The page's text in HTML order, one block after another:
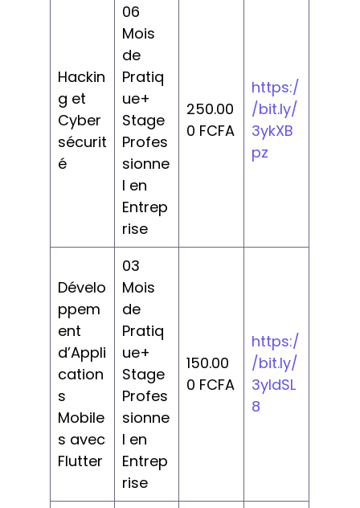
Hackin
g et
Cyber
sécurit
é
06
Mois
de
Pratiq
ue+
Stage
Profes
sionne
l en
Entrep
rise
250.00
0 FCFA
https:/
/bit.ly/
3ykXB
pz
Dévelo
ppem
ent
d’Appli
cation
s
Mobile
s avec
Flutter
03
Mois
de
Pratiq
ue+
Stage
Profes
sionne
l en
Entrep
rise
150.00
0 FCFA
https:/
/bit.ly/
3yldSL
8